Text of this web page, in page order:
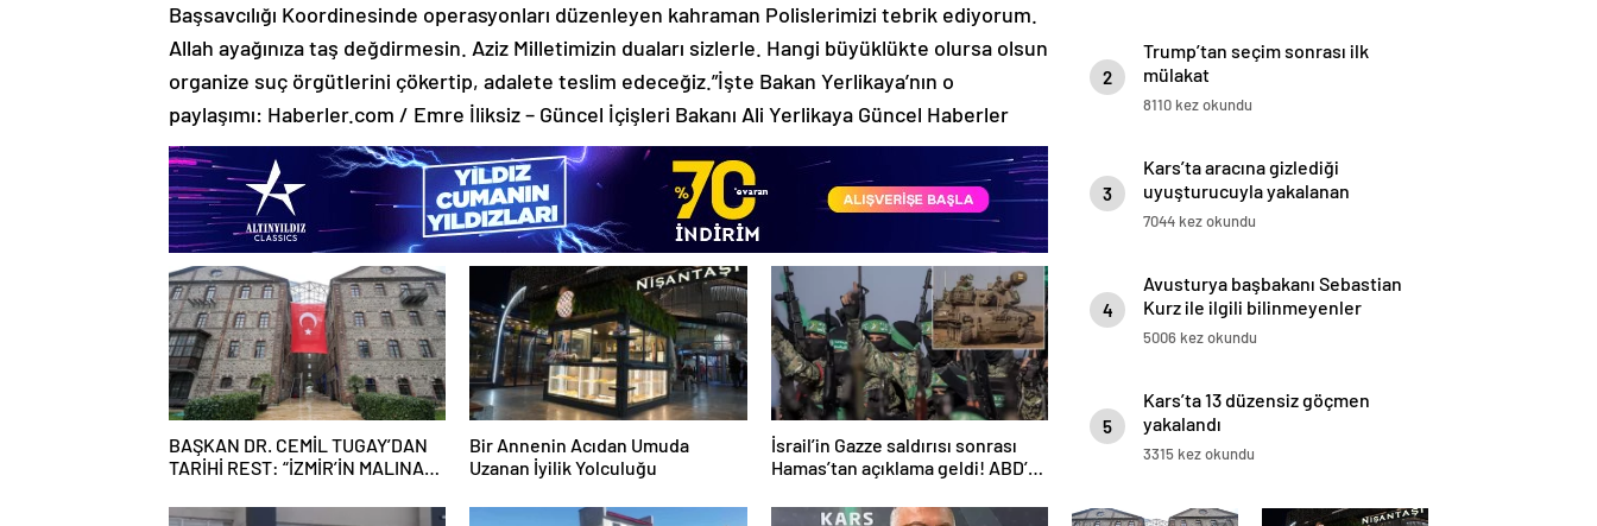
Başsavcılığı Koordinesinde operasyonları düzenleyen kahraman Polislerimizi tebrik ediyorum.
Allah ayağınıza taş değdirmesin. Aziz Milletimizin duaları sizlerle. Hangi büyüklükte olursa olsun
organize suç örgütlerini çökertip, adalete teslim edeceğiz.”İşte Bakan Yerlikaya’nın o
paylaşımı: Haberler.com / Emre İliksiz – Güncel İçişleri Bakanı Ali Yerlikaya Güncel Haberler
BAŞKAN DR. CEMİL TUGAY’DAN
TARİHİ REST: “İZMİR’İN MALINA
KİMSEYE YEDİRMEM!”
Bir Annenin Acıdan Umuda
Uzanan İyilik Yolculuğu
İsrail’in Gazze saldırısı sonrası
Hamas’tan açıklama geldi! ABD’yi
2
Trump’tan seçim sonrası ilk
mülakat
8110 kez okundu
3
Kars’ta aracına gizlediği
uyuşturucuyla yakalanan
sürücüye gözaltı
7044 kez okundu
4
Avusturya başbakanı Sebastian
Kurz ile ilgili bilinmeyenler
5006 kez okundu
5
Kars’ta 13 düzensiz göçmen
yakalandı
3315 kez okundu